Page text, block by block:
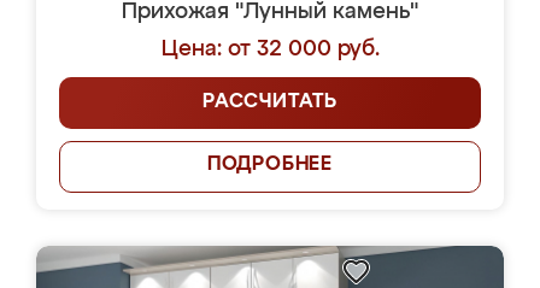
Прихожая "Лунный камень"
Цена: от 32 000 руб.
РАССЧИТАТЬ
ПОДРОБНЕЕ